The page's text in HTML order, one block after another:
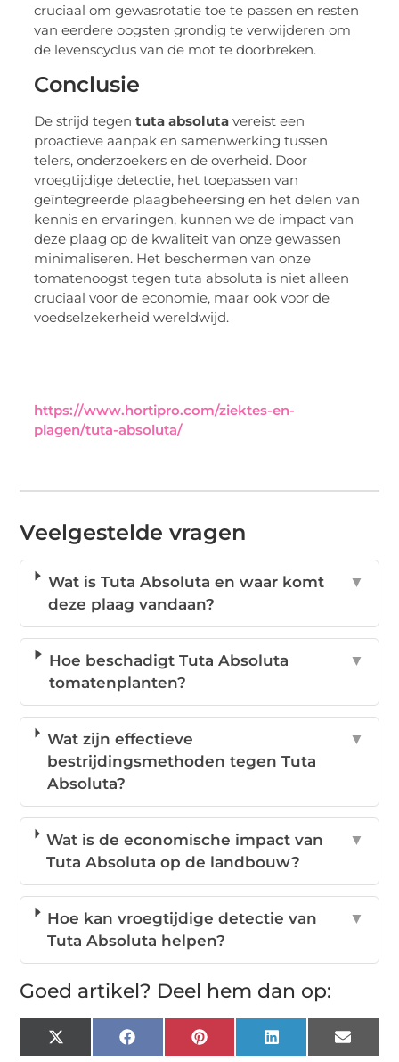
cruciaal om gewasrotatie toe te passen en resten
van eerdere oogsten grondig te verwijderen om
de levenscyclus van de mot te doorbreken.
Conclusie
De strijd tegentuta absoluta vereist een
proactieve aanpak en samenwerking tussen
telers, onderzoekers en de overheid. Door
vroegtijdige detectie, het toepassen van
geïntegreerde plaagbeheersing en het delen van
kennis en ervaringen, kunnen we de impact van
deze plaag op de kwaliteit van onze gewassen
minimaliseren. Het beschermen van onze
tomatenoogst tegen tuta absoluta is niet alleen
cruciaal voor de economie, maar ook voor de
voedselzekerheid wereldwijd.
https://www.hortipro.com/ziektes-en-
plagen/tuta-absoluta/
Veelgestelde vragen
Wat is Tuta Absoluta en waar komt
deze plaag vandaan?
▼
Hoe beschadigt Tuta Absoluta
tomatenplanten?
▼
Wat zijn effectieve
bestrijdingsmethoden tegen Tuta
Absoluta?
▼
Wat is de economische impact van
Tuta Absoluta op de landbouw?
▼
Hoe kan vroegtijdige detectie van
Tuta Absoluta helpen?
▼
Goed artikel? Deel hem dan op:
X
FacebookPinterestLinkedInEmail